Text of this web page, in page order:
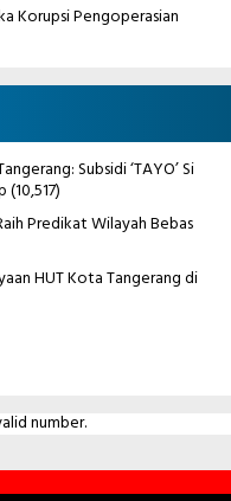
Korupsi Pengoperasian
Subsidi ‘TAYO’ Si
(10,517)
Predikat Wilayah Bebas
HUT Kota Tangerang di
number.